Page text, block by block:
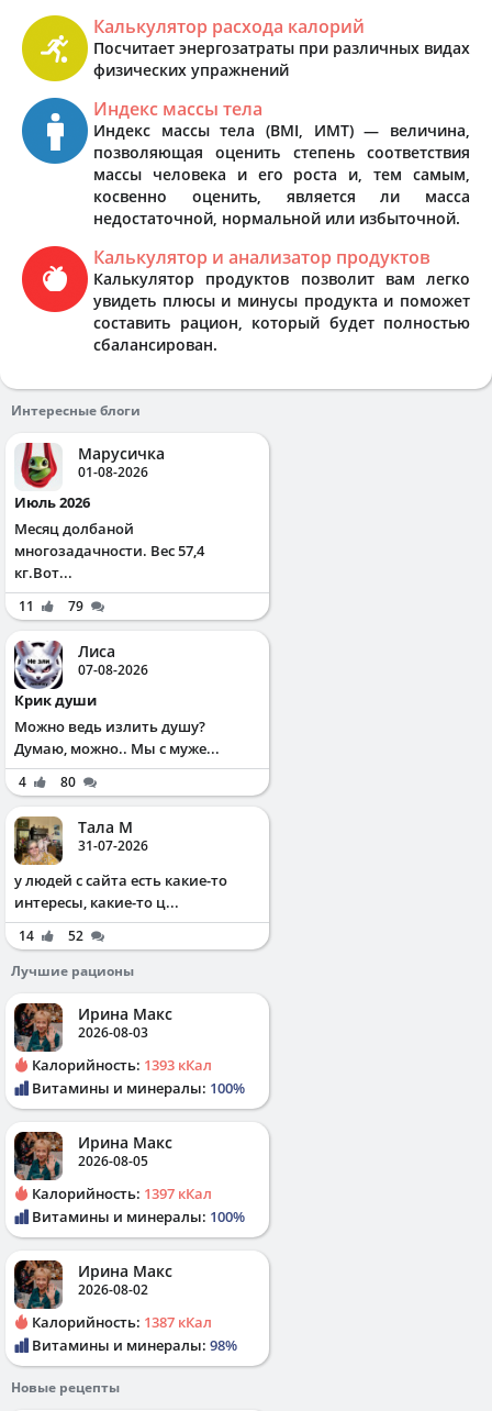
Калькулятор расхода калорий
Посчитает энергозатраты при различных видах
физических упражнений
Индекс массы тела
Индекс массы тела (BMI, ИМТ) — величина,
позволяющая оценить степень соответствия
массы человека и его роста и, тем самым,
косвенно оценить, является ли масса
недостаточной, нормальной или избыточной.
Калькулятор и анализатор продуктов
Калькулятор продуктов позволит вам легко
увидеть плюсы и минусы продукта и поможет
составить рацион, который будет полностью
сбалансирован.
Интересные блоги
Марусичка
01-08-2026
Июль 2026
Месяц долбаной
многозадачности. Вес 57,4
кг.Вот...
11 79
Лиса
07-08-2026
Крик души
Можно ведь излить душу?
Думаю, можно.. Мы с муже...
4 80
Тала М
31-07-2026
у людей с сайта есть какие-то
интересы, какие-то ц...
14
52
Лучшие рационы
Ирина Макс
2026-08-03
Калорийность: 1393 кКал
Витамины и минералы: 100%
Ирина Макс
2026-08-05
Калорийность: 1397 кКал
Витамины и минералы: 100%
Ирина Макс
2026-08-02
Калорийность: 1387 кКал
Витамины и минералы: 98%
Новые рецепты